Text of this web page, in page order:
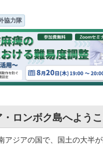
協力隊
ロンボク島へようこ
アジアの国で、国土の大半